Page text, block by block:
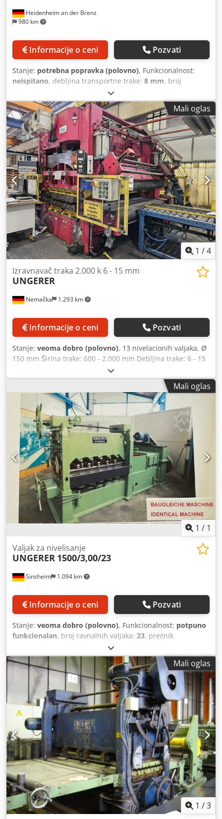
Heidenheim an der Brenz
980 km
Informacije o ceni Pozvati
Stanje: potrebna popravka (polovno), Funkcionalnost:
neispitano, debljina transportne trake: 8 mm, broj
, širina transportne trake:
prečnik valjka:95 mm, Ispravljač je demontiran! Tehničke
specifikacije ispravljača RMKSNUMKS / KSNUMKS /
KSNUMKS Dcjdpfx Acozcm Dgoyek Snaga motora
KSNUMKSKV / Širina prolaza ispravljača: KSNUMKS mm
Maks. širina izravnavanja 2200 mm / Broj valjaka za
izravnavanje: 9 komada / Prečnik valjka za ispravljanje: 95
mm Broj rezervnih valjaka: 22 komada / Back-up valjci na
dnu: 12 komada / Back-up valjci na vrhu: 10 komada za
ispravljanje debljine lima mak: 8 mm ENGLESKI: Tehničke
specifikacije RM2300/8/9 levelera Snaga motora: 22 kV /
Širina protoka izravnavača: 2300 mm Maks. širina
niveliranja: 2200 mm / Broj valjaka za izravnavanje: 9 /
Prečnik valjka za izravnavanje: 95 mm Broj rezervnih
valjaka: 22 / Donji rezervni valjci: 12 / Gornji rezervni valjci:
10 Maksimalna debljina lima da se izravna: 8 mm
Mali oglas
1 /4
Nemačka 1.293 km
Izravnavač traka 2.000 k 6 - 15 mm
UNGERER
Informacije o ceni Pozvati
Stanje: veoma dobro (polovno), 13 nivelacionih valjaka, Ø
150 mm Širina trake: 600 - 2.000 mm Debljina trake: 6 - 15
mm Tip: 4 hi-kaseta Dodpfx Acov S Ad Djyock
Mali oglas
1 / 1
Sinsheim 1.094 km
Valjak za nivelisanje
UNGERER 1500/3,00/23
Informacije o ceni Pozvati
Stanje: veoma dobro (polovno), Funkcionalnost: potpuno
funkcionalan, broj ravnalnih valjaka: 23, prečnik
, Mašina za ravnanje UNGERER
tip 1500/3,00/23 sa dimenzijama: 1500 x 0,50 - 3,00 mm, 23
ravnajućih valjaka, prečnik ravnajućih valjaka 47 mm
Dcedpjzb Ef Tjfx Acyek
Mali oglas
1 /3